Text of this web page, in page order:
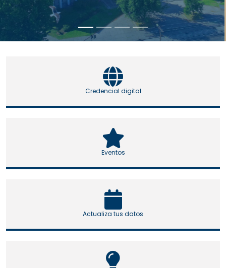
Credencial digital
Eventos
Actualiza tus datos